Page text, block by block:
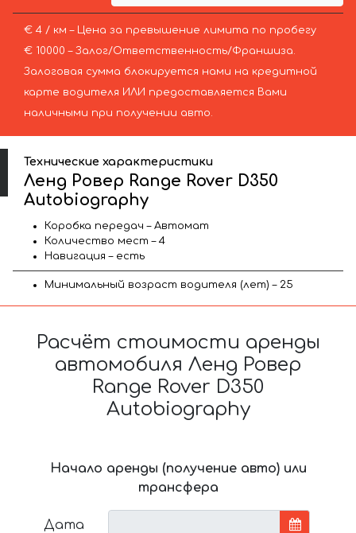
€ 4 / км – Цена за превышение лимита по пробегу
€ 10000 – Залог/Ответственность/Франшиза.
Залоговая сумма блокируется нами на кредитной
карте водителя ИЛИ предоставляется Вами
наличными при получении авто.
Технические характеристики
Ленд Ровер Range Rover D350
Autobiography
Коробка передач – Автомат
Количество мест – 4
Навигация – есть
Минимальный возраст водителя (лет) – 25
Расчёт стоимости аренды
автомобиля Ленд Ровер
Range Rover D350
Autobiography
Начало аренды (получение авто) или
трансфера
Дата